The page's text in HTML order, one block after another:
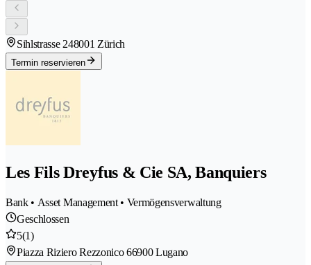
Sihlstrasse 248001 Zürich
Termin reservieren
Les Fils Dreyfus & Cie SA, Banquiers
Bank • Asset Management • Vermögensverwaltung
Geschlossen
5(1)
Piazza Riziero Rezzonico 66900 Lugano